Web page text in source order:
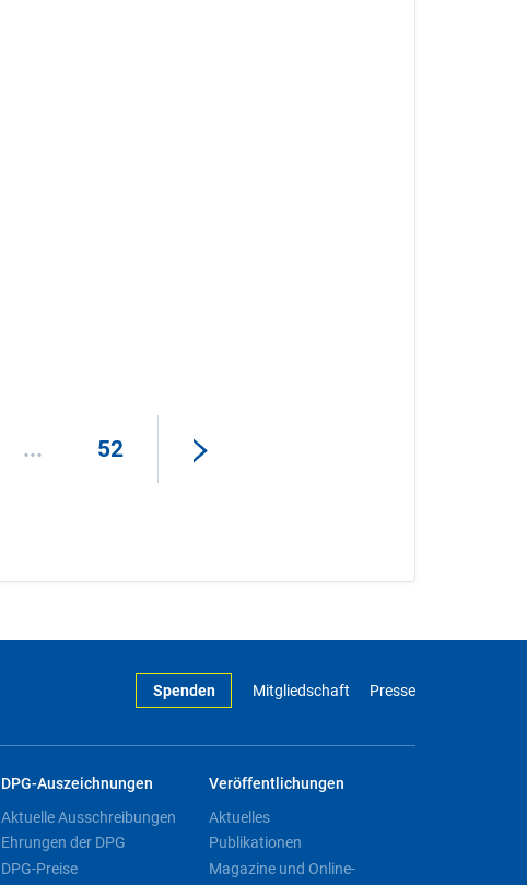
... 52
Spenden Mitgliedschaft Presse
DPG-Auszeichnungen
Aktuelle Ausschreibungen
Ehrungen der DPG
DPG-Preise
Veröffentlichungen
Aktuelles
Publikationen
Magazine und Online-